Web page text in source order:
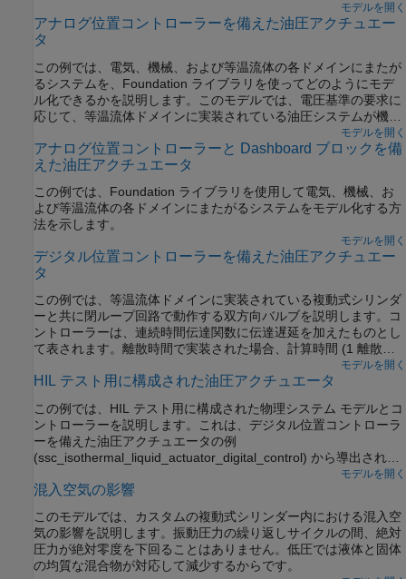
モデルを開く
アナログ位置コントローラーを備えた油圧アクチュエー
タ
この例では、電気、機械、および等温流体の各ドメインにまたが
るシステムを、Foundation ライブラリを使ってどのようにモデ
ル化できるかを説明します。このモデルでは、電圧基準の要求に
応じて、等温流体ドメインに実装されている油圧システムが機械
的な負荷の位置を制御します。基準の要求がゼロの場合、油圧ア
クチュエータ (および負荷) の変位はゼロで、基準が +5 ボルトの
場合、変位は 100 mm となります。
モデルを開く
アナログ位置コントローラーと Dashboard ブロックを備
えた油圧アクチュエータ
この例では、Foundation ライブラリを使用して電気、機械、お
よび等温流体の各ドメインにまたがるシステムをモデル化する方
法を示します。
モデルを開く
デジタル位置コントローラーを備えた油圧アクチュエー
タ
この例では、等温流体ドメインに実装されている複動式シリンダ
ーと共に閉ループ回路で動作する双方向バルブを説明します。コ
ントローラーは、連続時間伝達関数に伝達遅延を加えたものとし
て表されます。離散時間で実装された場合、計算時間 (1 離散時
間周期)＋ゼロ次ホールド (1/2 離散時間周期) が遅延として見込ま
れます。周波数応答を生成できるように、モデルは線形に構成さ
るには、伝達遅延をコメント スルーし、ソルバーの最大ステップ
サイズを大きくします。
モデルを開く
HIL テスト用に構成された油圧アクチュエータ
この例では、HIL テスト用に構成された物理システム モデルとコ
ントローラーを説明します。これは、デジタル位置コントローラ
ーを備えた油圧アクチュエータの例
(ssc_isothermal_liquid_actuator_digital_control) から導出されま
す。このモデルは、以下の手順を実行して HIL テスト用に構成さ
れています。
モデルを開く
混入空気の影響
このモデルでは、カスタムの複動式シリンダー内における混入空
気の影響を説明します。振動圧力の繰り返しサイクルの間、絶対
圧力が絶対零度を下回ることはありません。低圧では液体と固体
の均質な混合物が対応して減少するからです。